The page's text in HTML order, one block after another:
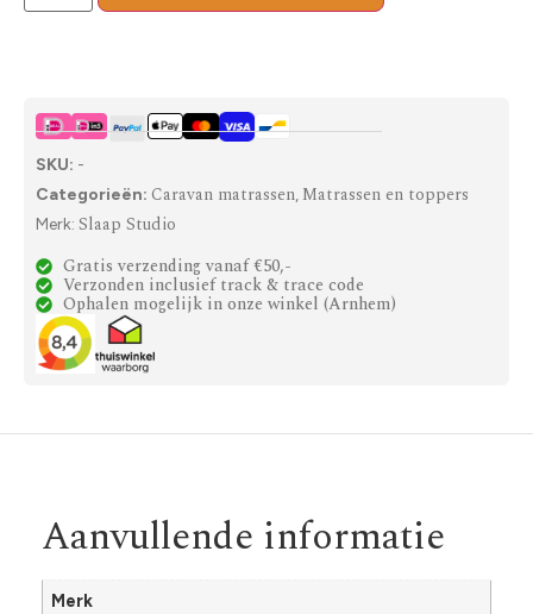
SKU: -
Categorieën: Caravan matrassen, Matrassen en toppers
Merk: Slaap Studio
Gratis verzending vanaf €50,-
Verzonden inclusief track & trace code
Ophalen mogelijk in onze winkel (Arnhem)
Aanvullende informatie
Merk